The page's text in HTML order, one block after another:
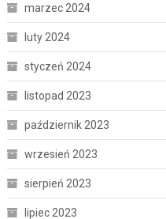
marzec 2024
luty 2024
styczeń 2024
listopad 2023
październik 2023
wrzesień 2023
sierpień 2023
lipiec 2023